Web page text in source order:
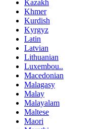
Kazakh
Khmer
Kurdish
Kyrgyz
Latin
Latvian
Lithuanian
Luxembou..
Macedonian
Malagasy
Malay
Malayalam
Maltese
Maori